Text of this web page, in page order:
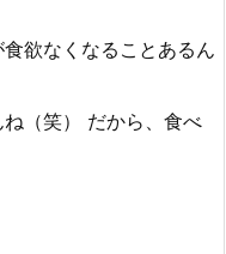
欲なくなることあるん
（笑） だから、食べ